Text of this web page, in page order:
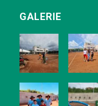
GALERIE